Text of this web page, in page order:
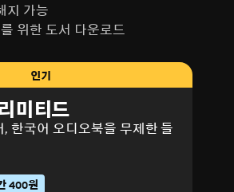
지 가능
위한 도서 다운로드
인기
미티드
한국어 오디오북을 무제한 들
400원